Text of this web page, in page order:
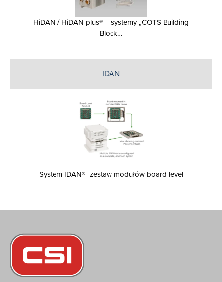
HiDAN / HiDAN plus® – systemy „COTS Building
Block…
IDAN
System IDAN®- zestaw modułów board-level